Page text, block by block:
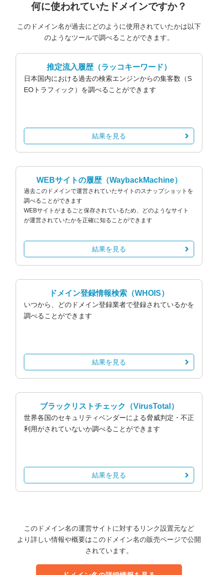
何に使われていたドメインですか？
このドメイン名が過去にどのように使用されていたかは以下
のようなツールで調べることができます。
推定流入履歴（ラッコキーワード）
日本国内における過去の検索エンジンからの集客数（S
EOトラフィック）を調べることができます
結果を見る
WEBサイトの履歴（WaybackMachine）
過去このドメインで運営されていたサイトのスナップショットを
調べることができます
WEBサイトがまるごと保存されているため、どのようなサイト
が運営されていたかを正確に知ることができます
結果を見る
ドメイン登録情報検索 （WHOIS）
いつから、どのドメイン登録業者で登録されているかを
調べることができます
結果を見る
ブラックリストチェック （VirusTotal）
世界各国のセキュリティベンダーによる脅威判定・不正
利用がされていないか調べることができます
結果を見る
このドメイン名の運営サイトに対するリンク設置元など
より詳しい情報や概要はこのドメイン名の販売ページで公開
されています。